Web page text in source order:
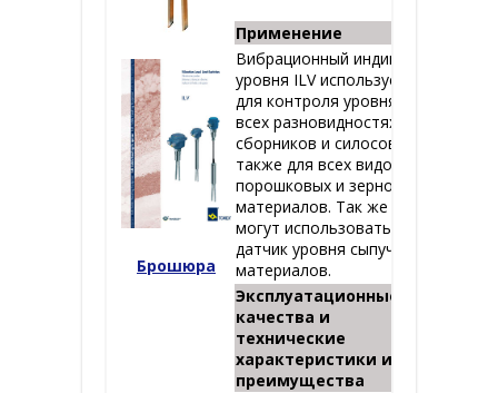
Брошюра
Применение
Вибрационный индикатор
уровня ILV используется
для контроля уровня во
всех разновидностях
сборников и силосов, а
также для всех видов
порошковых и зерновых
материалов. Так же
могут использовать
датчик уровня сыпучих
материалов.
Эксплуатационные
качества и
технические
характеристики и
преимущества